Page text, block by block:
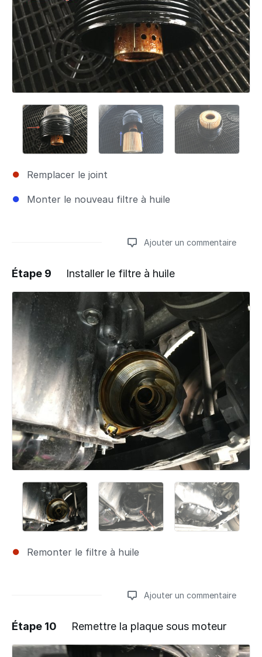
Remplacer le joint
Monter le nouveau filtre à huile
Ajouter un commentaire
Ajouter un commentaire
Étape 9 Installer le filtre à huile
Remonter le filtre à huile
Ajouter un commentaire
Ajouter un commentaire
Étape 10 Remettre la plaque sous moteur